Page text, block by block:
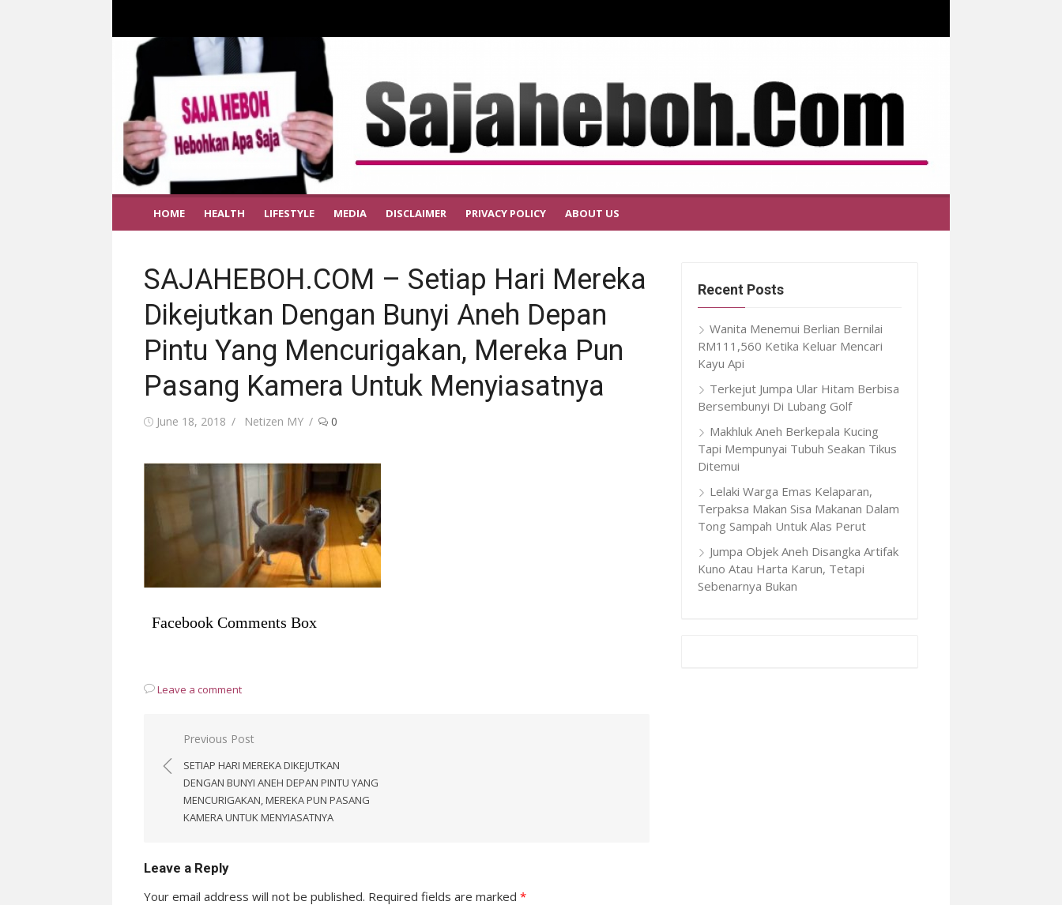
HOME HEALTH LIFESTYLE MEDIA DISCLAIMER PRIVACY POLICY ABOUT US
SAJAHEBOH.COM – Setiap Hari Mereka
Dikejutkan Dengan Bunyi Aneh Depan
Pintu Yang Mencurigakan, Mereka Pun
Pasang Kamera Untuk Menyiasatnya
Posted
June 18, 2018 Author
Netizen MY 0
Facebook Comments Box
Leave a comment
Post
navigation
Previous Post
SETIAP HARI MEREKA DIKEJUTKAN
DENGAN BUNYI ANEH DEPAN PINTU YANG
MENCURIGAKAN, MEREKA PUN PASANG
KAMERA UNTUK MENYIASATNYA
Leave a Reply
Your email address will not be published. Required fields are marked *
Recent Posts
Wanita Menemui Berlian Bernilai
RM111,560 Ketika Keluar Mencari
Kayu Api
Terkejut Jumpa Ular Hitam Berbisa
Bersembunyi Di Lubang Golf
Makhluk Aneh Berkepala Kucing
Tapi Mempunyai Tubuh Seakan Tikus
Ditemui
Lelaki Warga Emas Kelaparan,
Terpaksa Makan Sisa Makanan Dalam
Tong Sampah Untuk Alas Perut
Jumpa Objek Aneh Disangka Artifak
Kuno Atau Harta Karun, Tetapi
Sebenarnya Bukan